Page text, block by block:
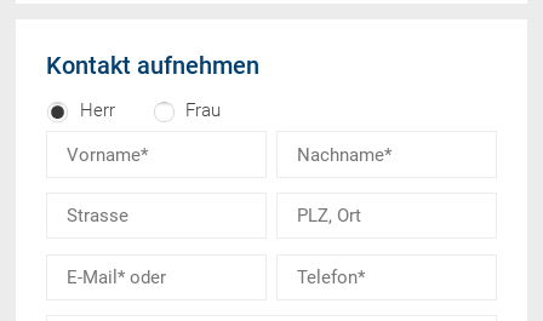
Kontakt aufnehmen
Herr Frau